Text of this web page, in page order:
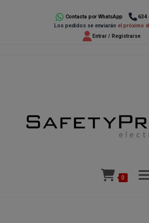
Contacta por WhatsApp
634
Los pedidos se enviarán el próximo
Entrar / Registrarse
0